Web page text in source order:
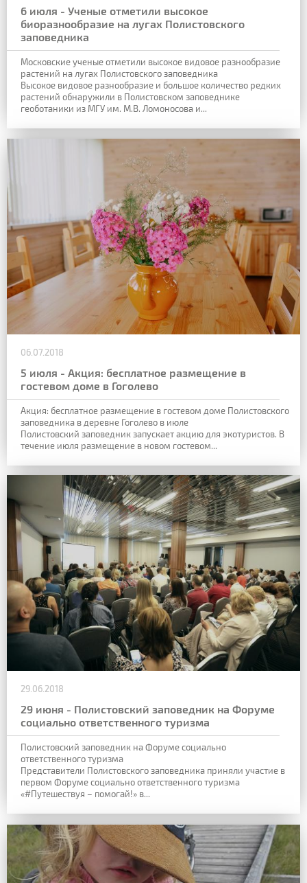
6 июля - Ученые отметили высокое
биоразнообразие на лугах Полистовского
заповедника
Московские ученые отметили высокое видовое разнообразие
растений на лугах Полистовского заповедника
Высокое видовое разнообразие и большое количество редких
растений обнаружили в Полистовском заповеднике
геоботаники из МГУ им. М.В. Ломоносова и...
06.07.2018
5 июля - Акция: бесплатное размещение в
гостевом доме в Гоголево
Акция: бесплатное размещение в гостевом доме Полистовского
заповедника в деревне Гоголево в июле
Полистовский заповедник запускает акцию для экотуристов. В
течение июля размещение в новом гостевом...
29.06.2018
29 июня - Полистовский заповедник на Форуме
социально ответственного туризма
Полистовский заповедник на Форуме социально
ответственного туризма
Представители Полистовского заповедника приняли участие в
первом Форуме социально ответственного туризма
«#Путешествуя – помогай!» в...